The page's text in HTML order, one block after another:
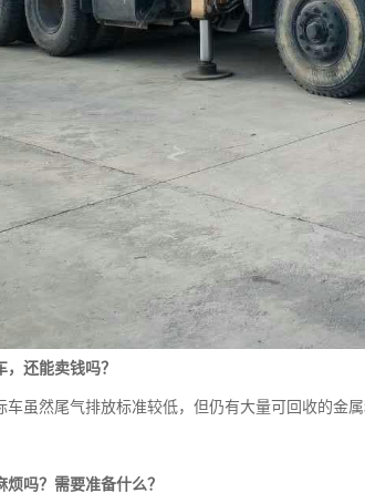
还能卖钱吗？
车虽然尾气排放标准较低，但仍有大量可回收的金
吗？需要准备什么？